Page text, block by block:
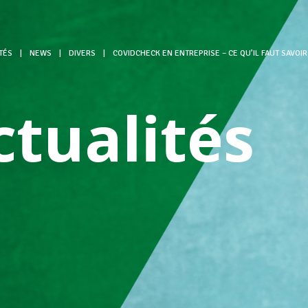
NEWS DIVERS COVIDCHECK EN ENTREPRISE – CE QU’IL FAUT SAVOIR